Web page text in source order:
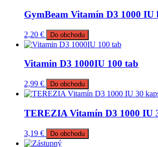
GymBeam Vitamín D3 1000 IU
2,20 € Do obchodu
Vitamin D3 1000IU 100 tab
2,99 € Do obchodu
TEREZIA Vitamín D3 1000 IU
3,19 € Do obchodu